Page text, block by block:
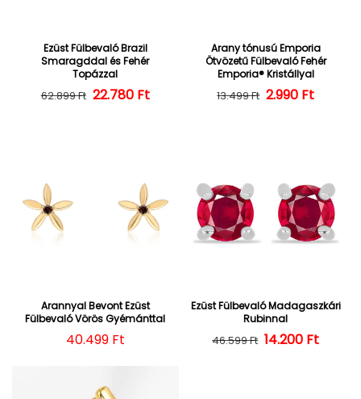
Ezüst Fülbevaló Brazil
Smaragddal és Fehér
Topázzal
Normál ár
62.899 Ft Kedvezményes ár
22.780 Ft
Arany tónusú Emporia
Ötvözetű Fülbevaló Fehér
Emporia® Kristállyal
Normál ár
13.499 Ft 2.990 Ft
Arannyal Bevont Ezüst
Fülbevaló Vörös Gyémánttal
Normál ár
40.499 Ft
Ezüst Fülbevaló Madagaszkári
Rubinnal
Normál ár
46.599 Ft 14.200 Ft